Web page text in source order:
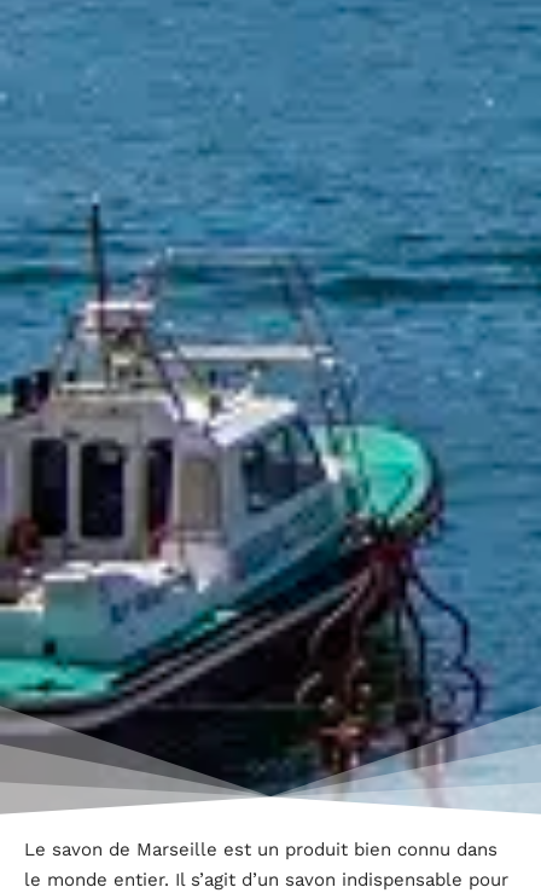
Le savon de Marseille est un produit bien connu dans
le monde entier. Il s’agit d’un savon indispensable pour